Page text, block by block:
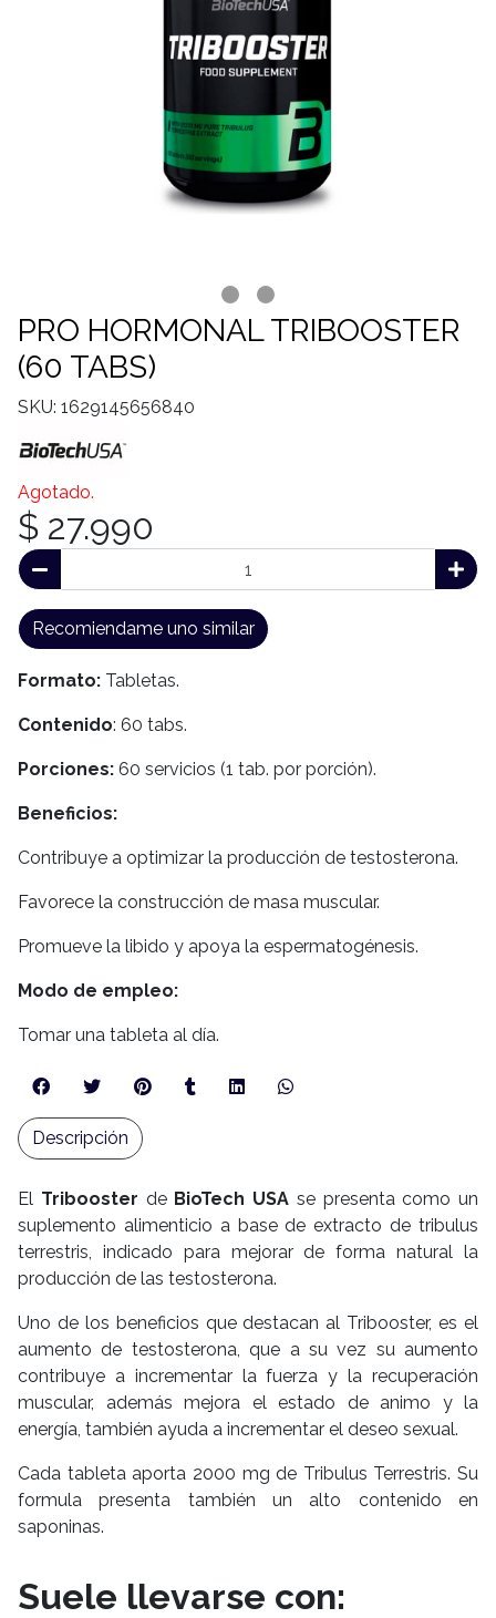
PRO HORMONAL TRIBOOSTER
(60 TABS)
SKU: 1629145656840
Agotado.
$ 27.990
Recomiendame uno similar
Formato: Tabletas.
Contenido: 60 tabs.
Porciones: 60 servicios (1 tab. por porción).
Beneficios:
Contribuye a optimizar la producción de testosterona.
Favorece la construcción de masa muscular.
Promueve la libido y apoya la espermatogénesis.
Modo de empleo:
Tomar una tableta al día.
El Tribooster de BioTech USA se presenta como un
suplemento alimenticio a base de extracto de tribulus
terrestris, indicado para mejorar de forma natural la
producción de las testosterona.
Uno de los beneficios que destacan al Tribooster, es el
aumento de testosterona, que a su vez su aumento
contribuye a incrementar la fuerza y la recuperación
muscular, además mejora el estado de animo y la
energía, también ayuda a incrementar el deseo sexual.
Cada tableta aporta 2000 mg de Tribulus Terrestris. Su
formula presenta también un alto contenido en
saponinas.
Descripción
Suele llevarse con: